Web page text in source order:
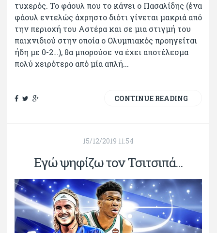
τυχερός. Το φάουλ που το κάνει ο Πασαλίδης (ένα
φάουλ εντελώς άχρηστο διότι γίνεται μακριά από
την περιοχή του Αστέρα και σε μια στιγμή του
παιχνιδιού στην οποία ο Ολυμπιακός προηγείται
ήδη με 0-2…), θα μπορούσε να έχει αποτέλεσμα
πολύ χειρότερο από μία απλή...
CONTINUE READING
15/12/2019 11:54
Εγώ ψηφίζω τον Τσιτσιπά...